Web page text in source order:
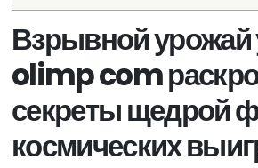
Взрывной урожай
olimp com
секреты щедрой
космических